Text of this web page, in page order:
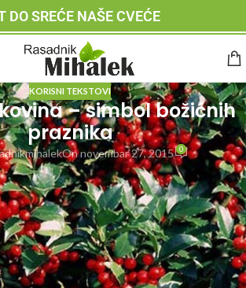
DO SREĆE NAŠE CVEĆE
KORISNI TEKSTOVI
– simbol božićnih
praznika
On novembar 27, 2015 0
i božićni praznici.Ilex – božikovina je jedna
obeležavaju Božić.Motive sa grančicom
stoljnjacima, salvetama i svećnjacima. U
da biljke koje daju plod zimi imaju jaku moć u
biljke prkose prirodi. Kada sve zimi miruje, one se
godina na pijacama pred božićne i
smo često da se pored jelki prodaje i ovaj